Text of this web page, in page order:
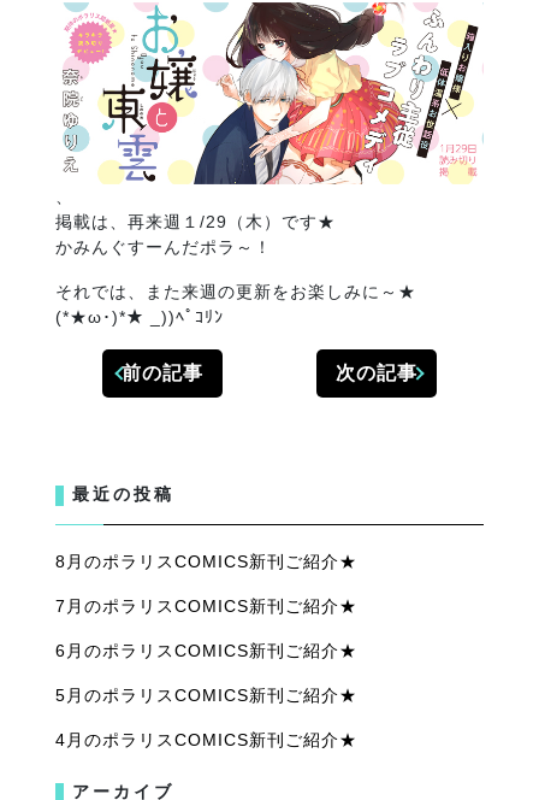
掲載は、再来週１/29（木）です★
かみんぐすーんだポラ～！
それでは、また来週の更新をお楽しみに～★
(*★ω･)*★ _))ﾍﾟｺﾘﾝ
前の記事 次の記事
最近の投稿
8月のポラリスCOMICS新刊ご紹介★
7月のポラリスCOMICS新刊ご紹介★
6月のポラリスCOMICS新刊ご紹介★
5月のポラリスCOMICS新刊ご紹介★
4月のポラリスCOMICS新刊ご紹介★
アーカイブ